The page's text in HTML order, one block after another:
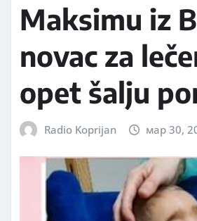
Maksimu iz
novac za
opet šalju
Radio Koprijan мар 30,